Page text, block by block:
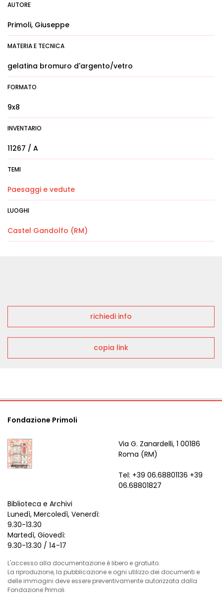
AUTORE
Primoli, Giuseppe
MATERIA E TECNICA
gelatina bromuro d'argento/vetro
FORMATO
9x8
INVENTARIO
11267 / A
TEMI
Paesaggi e vedute
LUOGHI
Castel Gandolfo (RM)
richiedi info
copia link
Fondazione Primoli
Via G. Zanardelli, 1 00186
Roma (RM)
Tel: +39 06.68801136 +39
06.68801827
Biblioteca e Archivi
Lunedì, Mercoledì, Venerdì:
9.30-13.30
Martedì, Giovedì:
9.30-13.30 / 14-17
L'accesso alla documentazione è libero e gratuito.
La riproduzione, la pubblicazione e ogni utilizzo dei documenti e
delle immagini deve essere preventivamente autorizzata dalla
Fondazione Primoli.